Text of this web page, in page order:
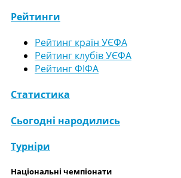
Рейтинги
Рейтинг країн УЄФА
Рейтинг клубів УЄФА
Рейтинг ФІФА
Статистика
Сьогодні народились
Турніри
Національні чемпіонати